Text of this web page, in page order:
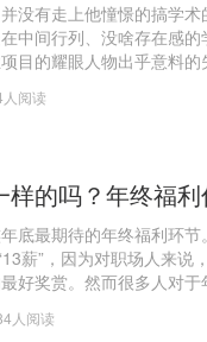
没有走上他憧憬的搞学
中间行列、没啥存在感
目的耀眼人物出乎意料
阅读
样的吗？年终福
底最期待的年终福利环
薪”，因为对职场人来说
好奖赏。然而很多人对
人阅读